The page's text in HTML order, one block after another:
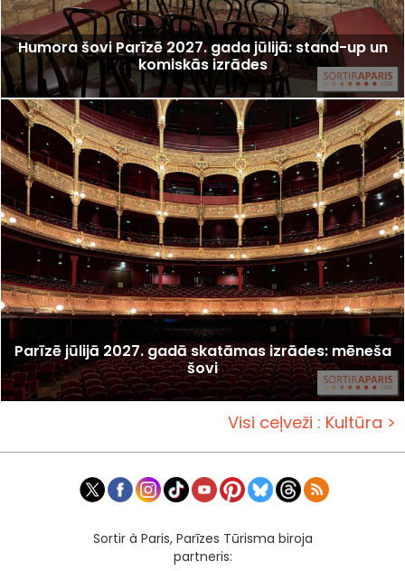
Humora šovi Parīzē 2027. gada jūlijā: stand-up un
komiskās izrādes
Parīzē jūlijā 2027. gadā skatāmas izrādes: mēneša
šovi
Visi ceļveži : Kultūra >
Sortir à Paris, Parīzes Tūrisma biroja
partneris: